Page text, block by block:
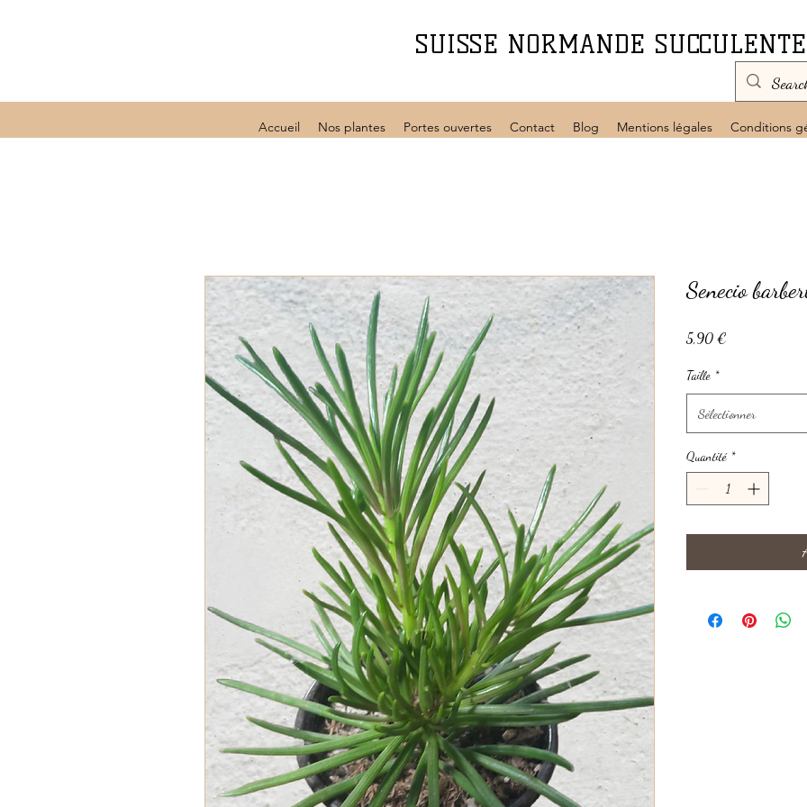
SUISSE NORMANDE SUCCULENTE
Accueil Nos plantes Portes ouvertes Contact Blog Mentions légales Conditions
Senecio
5,90 €
Taille *
Sélectionner
Quantité *